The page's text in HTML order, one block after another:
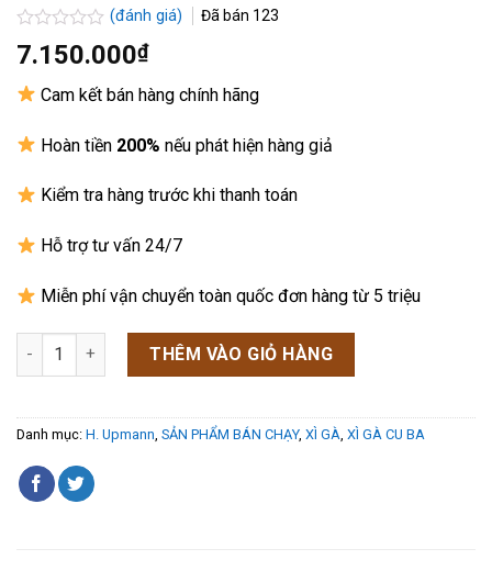
Được
xếp
0.0
(đánh giá) Đã bán 123
7.150.000₫
Cam kết bán hàng chính hãng
Hoàn tiền 200% nếu phát hiện hàng giả
Kiểm tra hàng trước khi thanh toán
Hỗ trợ tư vấn 24/7
Miễn phí vận chuyển toàn quốc đơn hàng từ 5 triệu
Xì Gà H.upmann Magnum 50 - Hộp 10 Điếu số lượng
THÊM VÀO GIỎ HÀNG
Danh mục: H. Upmann SẢN PHẨM BÁN CHẠY, XÌ GÀ XÌ GÀ CU BA